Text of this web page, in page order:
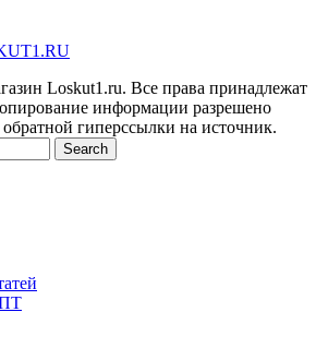
Loskut1.ru. Все права принадлежат
информации разрешено
гиперссылки на источник.
Search